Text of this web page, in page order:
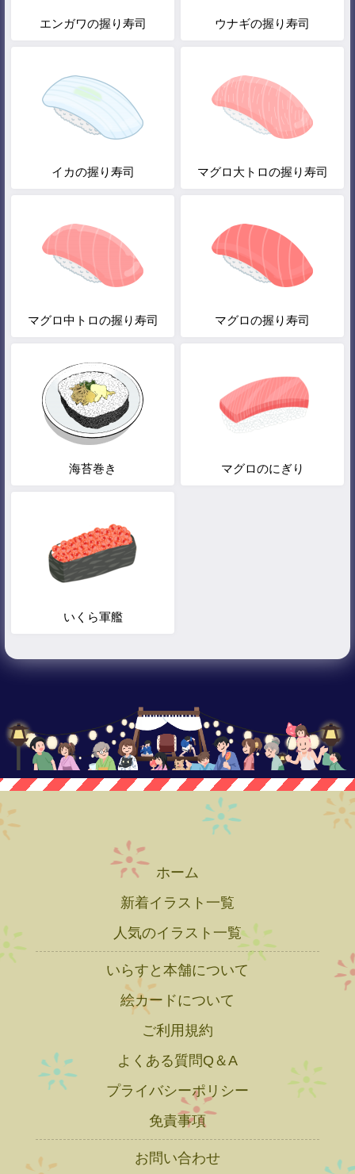
エンガワの握り寿司 ウナギの握り寿司
イカの握り寿司 マグロ大トロの握り寿司
マグロ中トロの握り寿司 マグロの握り寿司
海苔巻き マグロのにぎり
いくら軍艦
ホーム
新着イラスト一覧
人気のイラスト一覧
いらすと本舗について
絵カードについて
ご利用規約
よくある質問Q＆A
プライバシーポリシー
免責事項
お問い合わせ